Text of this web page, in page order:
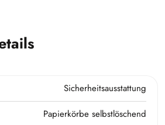
Sicherheitsausstattung
Papierkörbe selbstlöschend